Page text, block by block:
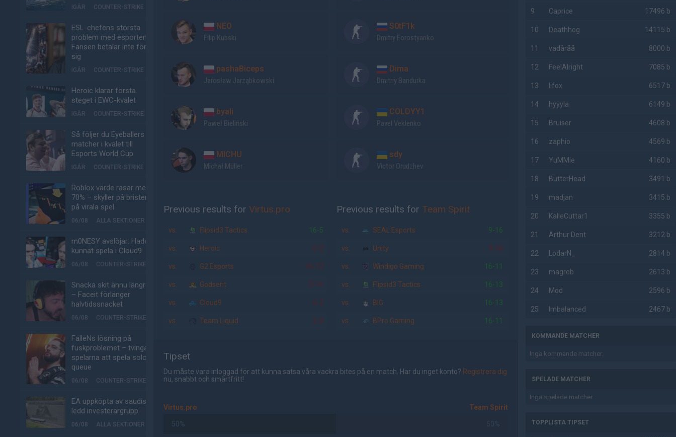
IGÅR COUNTER-STRIKE
ESL-chefens största
problem med esporten:
Fansen betalar inte för
sig
IGÅR COUNTER-STRIKE
Heroic klarar första
steget i EWC-kvalet
IGÅR COUNTER-STRIKE
Så följer du Eyeballers
matcher i kvalet till
Esports World Cup
IGÅR COUNTER-STRIKE
Roblox värde rasar med
70% – skyller på bristen
på virala spel
06/08 ALLA SEKTIONER
m0NESY avslöjar: Hade
kunnat spela i Cloud9
06/08 COUNTER-STRIKE
Snacka skit ännu längre
– Faceit förlänger
halvtidssnacket
06/08 COUNTER-STRIKE
FalleNs lösning på
fuskproblemet – tvinga
spelarna att spela solo-
queue
06/08 COUNTER-STRIKE
EA uppköpta av saudisk-
ledd investerargrupp
06/08 ALLA SEKTIONER
NEO
Filip Kubski
pashaBiceps
Jarosław Jarząbkowski
byali
Paweł Bieliński
MICHU
Michał Müller
S0tF1k
Dmitry Forostyanko
Dima
Dmitriy Bandurka
COLDYY1
Pavel Veklenko
sdy
Victor Orudzhev
Previous results for Virtus.pro
vs. Flipsid3 Tactics 16-5
vs. Heroic 0-2
vs. G2 Esports 16-12
vs. Godsent 3-16
vs. Cloud9 0-2
vs. Team Liquid 2-0
Previous results for Team Spirit
vs. SEAL Esports 9-16
vs. Unity 9-16
vs. Windigo Gaming 16-11
vs. Flipsid3 Tactics 16-13
vs. BIG 16-13
vs. BPro Gaming 16-11
Tipset
Du måste vara inloggad för att kunna satsa våra vackra bites på en match. Har du inget konto? Registrera dig
nu, snabbt och smärtfritt!
Virtus.pro Team Spirit
50% 50%
9 Caprice 17496 b
10 Deathhog 14115 b
11 vadåråå 8000 b
12 FeelAlright 7085 b
13 lifox 6517 b
14 hyyyla 6149 b
15 Bruiser 4608 b
16 zaphio 4569 b
17 YuMMie 4160 b
18 ButterHead 3491 b
19 madjan 3415 b
20 KalleCuttar1 3355 b
21 Arthur Dent 3212 b
22 LodarN_ 2814 b
23 magrob 2613 b
24 Mod 2596 b
25 Imbalanced 2467 b
KOMMANDE MATCHER
Inga kommande matcher.
SPELADE MATCHER
Inga spelade matcher.
TOPPLISTA TIPSET